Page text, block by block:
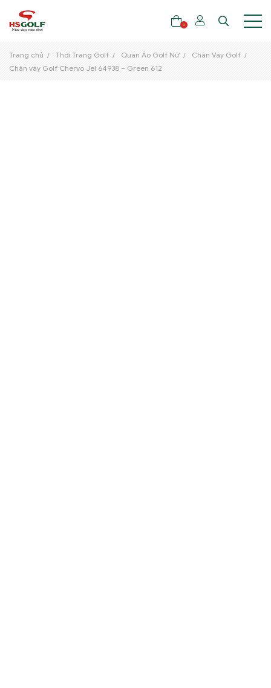
0
Trang chủ Thời Trang Golf Quần Áo Golf Nữ
Chân Váy Golf
Chân váy Golf Chervo Jel 64938 – Green 612